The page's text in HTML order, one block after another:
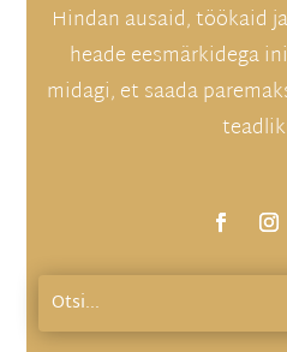
Hindan ausaid, töökaid
heade eesmärkidega
midagi, et saada